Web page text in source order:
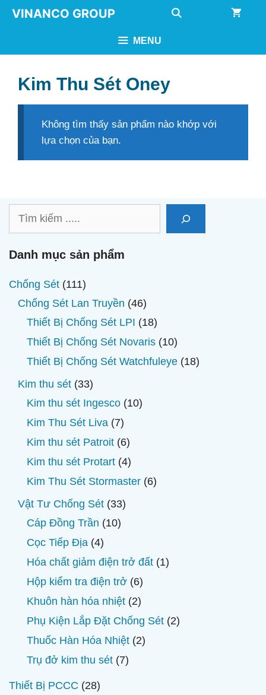
Chuyển
dung
VINANCO GROUP
MENU
Kim Thu Sét Oney
Không tìm thấy sản phẩm nào khớp với
lựa chọn của bạn.
Tìm
Danh mục sản phẩm
Chống Sét 111111
sản
phẩm
Chống Sét Lan Truyền 4646
sản
phẩm
Thiết Bị Chống Sét LPI 1818
sản
phẩm
Thiết Bị Chống Sét Novaris 1010
sản
Thiết Bị Chống Sét Watchfuleye 1818
Kim thu sét 3333
sản
phẩm
Kim thu sét Ingesco 1010
Kim Thu Sét Liva 77
sản
phẩm
Kim thu sét Patroit 66
sản
phẩm
Kim thu sét Protart 44
sản
Kim Thu Sét Stormaster 66
Vật Tư Chống Sét 3333
Cáp Đồng Trần 1010
phẩm
Cọc Tiếp Địa 44
sản
phẩm
Hóa chất giảm điện trở đất 11
Hộp kiểm tra điện trở 66
sản
phẩm
Khuôn hàn hóa nhiệt 22
sản
phẩm
Phụ Kiện Lắp Đặt Chống Sét 22
Thuốc Hàn Hóa Nhiệt 22
Trụ đở kim thu sét 77
Thiết Bị PCCC 2828